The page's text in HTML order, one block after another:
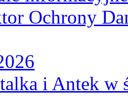
Ochrony
i Antek w